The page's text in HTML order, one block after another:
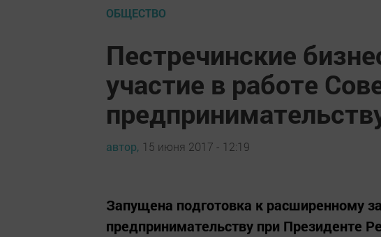
ОБЩЕСТВО
Пестречинские
участие в работе
автор, 15 июня 2017 - 12:19
Запущена подготовка к расширенному
предпринимательству при Президенте